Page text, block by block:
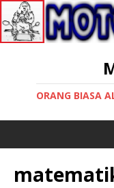
ORANG BIASA